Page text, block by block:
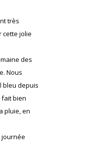
très
cette jolie
des
Nous
bleu depuis
bien
pluie, en